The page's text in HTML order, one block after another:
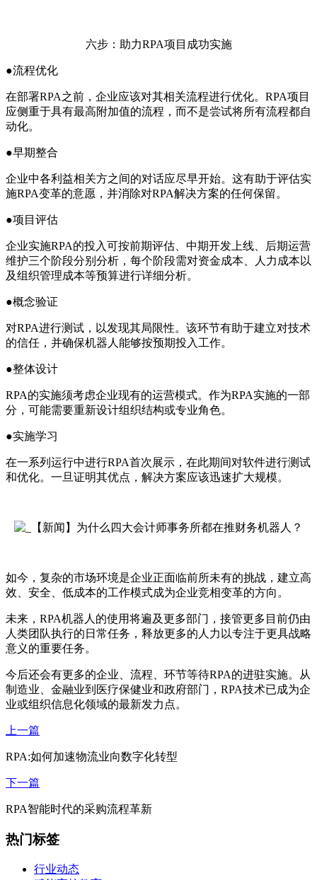
六步：助力RPA项目成功实施
●流程优化
在部署RPA之前，企业应该对其相关流程进行优化。RPA项目
应侧重于具有最高附加值的流程，而不是尝试将所有流程都自
动化。
●早期整合
企业中各利益相关方之间的对话应尽早开始。这有助于评估实
施RPA变革的意愿，并消除对RPA解决方案的任何保留。
●项目评估
企业实施RPA的投入可按前期评估、中期开发上线、后期运营
维护三个阶段分别分析，每个阶段需对资金成本、人力成本以
及组织管理成本等预算进行详细分析。
●概念验证
对RPA进行测试，以发现其局限性。该环节有助于建立对技术
的信任，并确保机器人能够按预期投入工作。
●整体设计
RPA的实施须考虑企业现有的运营模式。作为RPA实施的一部
分，可能需要重新设计组织结构或专业角色。
●实施学习
在一系列运行中进行RPA首次展示，在此期间对软件进行测试
和优化。一旦证明其优点，解决方案应该迅速扩大规模。
如今，复杂的市场环境是企业正面临前所未有的挑战，建立高
效、安全、低成本的工作模式成为企业竞相变革的方向。
未来，RPA机器人的使用将遍及更多部门，接管更多目前仍由
人类团队执行的日常任务，释放更多的人力以专注于更具战略
意义的重要任务。
今后还会有更多的企业、流程、环节等待RPA的进驻实施。从
制造业、金融业到医疗保健业和政府部门，RPA技术已成为企
业或组织信息化领域的最新发力点。
上一篇
RPA:如何加速物流业向数字化转型
下一篇
RPA智能时代的采购流程革新
热门标签
行业动态